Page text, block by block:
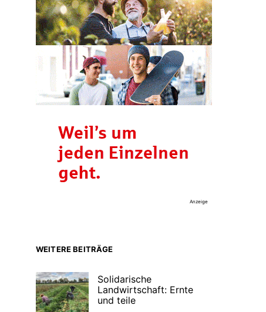
Anzeige
WEITERE BEITRÄGE
Solidarische
Landwirtschaft: Ernte
und teile